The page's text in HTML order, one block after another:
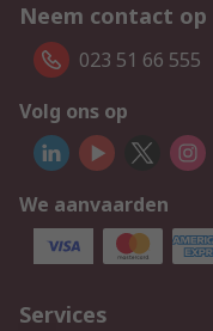
Neem contact op
023 51 66 555
Volg ons op
We aanvaarden
Services